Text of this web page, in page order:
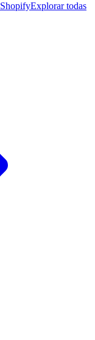
ShopifyExplorar todas